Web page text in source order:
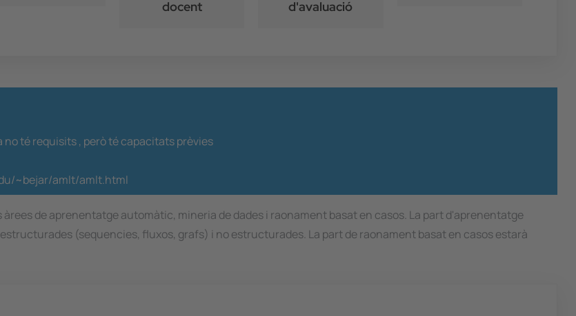
docent
d'avaluació
té requisits , però té capacitats prèvies
~bejar/amlt/amlt.html
de aprenentatge automàtic, mineria de dades i raonament basat en casos. La part d'aprenentatge
(sequencies, fluxos, grafs) i no estructurades. La part de raonament basat en casos estarà